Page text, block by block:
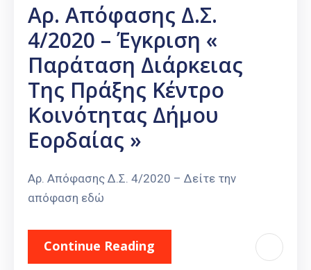
Αρ. Απόφασης Δ.Σ.
4/2020 – Έγκριση «
Παράταση Διάρκειας
Της Πράξης Κέντρο
Κοινότητας Δήμου
Εορδαίας »
Αρ. Απόφασης Δ.Σ. 4/2020 – Δείτε την
απόφαση εδώ
Continue Reading